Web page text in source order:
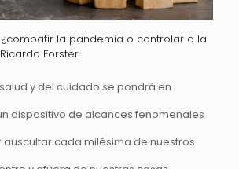
la pandemia o controlar a la
Forster
y del cuidado se pondrá en
dispositivo de alcances fenomenales
cada milésima de nuestros